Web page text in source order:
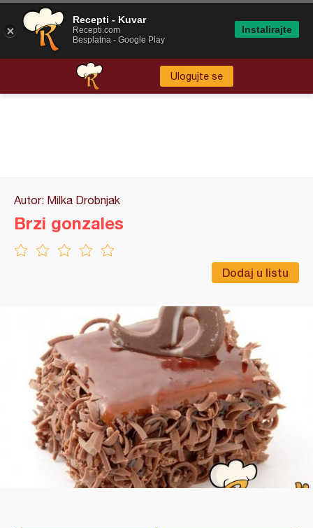
Ulogujte se
Autor: Milka Drobnjak
Dodaj u listu
Brzi gonzales
Recepti - Kuvar
Recepti.com
Besplatna - Google Play
Instalirajte